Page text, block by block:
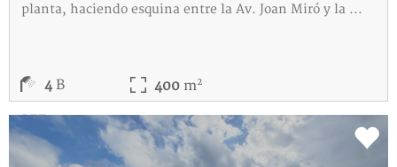
planta, haciendo esquina entre la Av. Joan Miró y la ...
REF:B-115289-I
4 B 400 m2